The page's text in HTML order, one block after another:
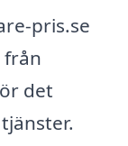
pris.se
från
det